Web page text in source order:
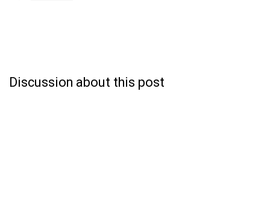
Discussion about this post